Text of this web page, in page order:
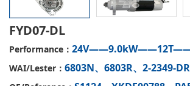
FYD07-DL
Performance：
WAI/Lester： 6803N、6803R、2-2349-